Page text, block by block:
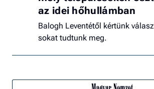
az idei hőhullámban
Balogh Leventétől kértünk
sokat tudtunk meg.